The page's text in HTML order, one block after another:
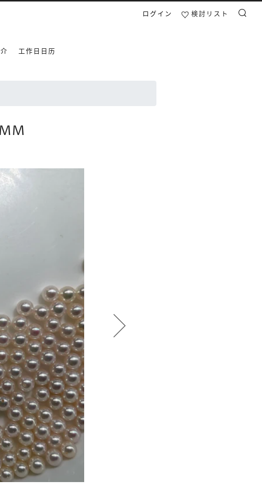
工作日日历
ログイン 検討リスト